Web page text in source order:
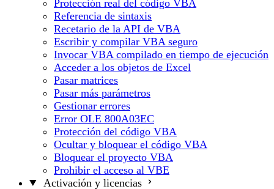
Protección real del código VBA
Referencia de sintaxis
Recetario de la API de VBA
Escribir y compilar VBA seguro
Invocar VBA compilado en tiempo de ejecución
Acceder a los objetos de Excel
Pasar matrices
Pasar más parámetros
Gestionar errores
Error OLE 800A03EC
Protección del código VBA
Ocultar y bloquear el código VBA
Bloquear el proyecto VBA
Prohibir el acceso al VBE
Activación y licencias